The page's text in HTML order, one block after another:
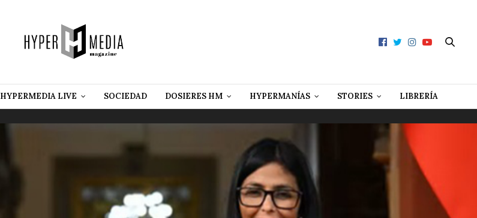
HYPERMEDIA LIVE SOCIEDAD DOSIERES HM HYPERMANÍAS STORIES LIBRERÍA